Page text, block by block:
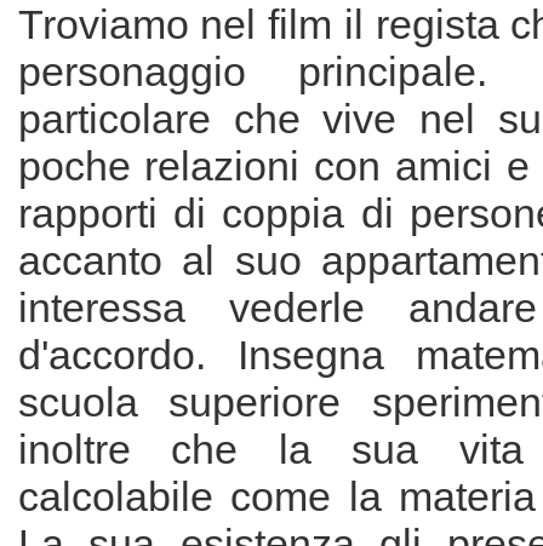
Troviamo nel film il regista
personaggio
particolare che vive nel
poche relazioni con amici
rapporti di coppia di
accanto al suo
interessa vederle
d'accordo. Insegna
scuola superiore
inoltre che la sua vita
calcolabile come la